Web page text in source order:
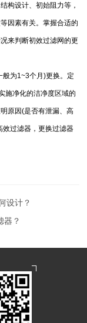
构设计、初始阻力等，
因素有关。掌握合适的
来判断初效过滤网的更
般为1~3个月)更换。定
施净化的洁净度区域的
原因(是否有泄漏、高
效过滤器，更换过滤器
设计？
器？